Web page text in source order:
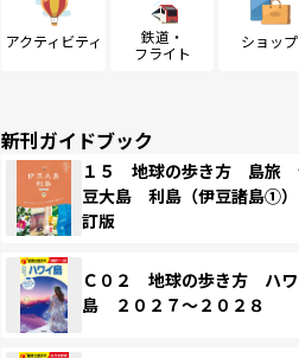
アクティビティ
鉄道・
フライト
ショップ
新刊ガイドブック
１５ 地球の歩き方 島旅
豆大島 利島（伊豆諸島①）
訂版
Ｃ０２ 地球の歩き方 ハ
島 ２０２７～２０２８